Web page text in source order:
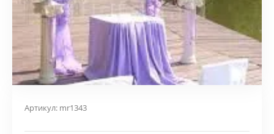
Артикул: mr1343